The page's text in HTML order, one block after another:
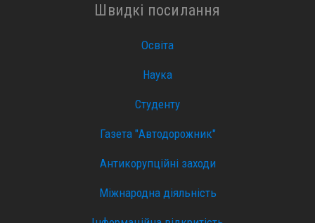
Швидкі посилання
Освіта
Наука
Студенту
Газета "Автодорожник"
Антикорупційні заходи
Міжнародна діяльність